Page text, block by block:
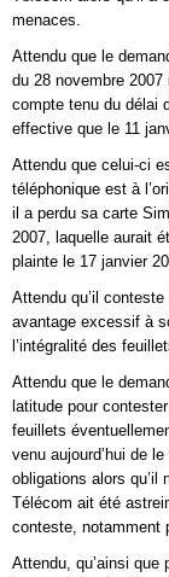
menaces.
Attendu que le
du 28 novembre
compte tenu du délai
effective que le 11
Attendu que celui-ci
téléphonique est à
il a perdu sa carte
2007, laquelle aurait
plainte le 17 janvier
Attendu qu’il
avantage excessif à
l’intégralité des
Attendu que le
latitude pour
feuillets
venu aujourd’hui de
obligations alors qu’il
Télécom ait été
conteste, notamment
Attendu, qu’ainsi